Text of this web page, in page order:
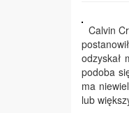
Calvin
odzyskał
podoba
ma
lub